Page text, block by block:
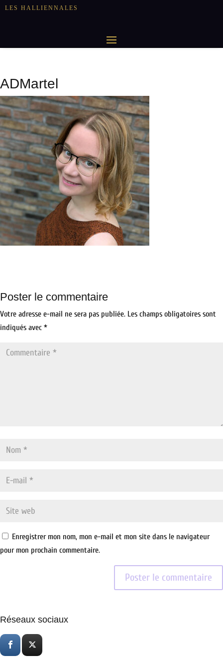
LES HALLIENNALES
ADMartel
Poster le commentaire
Votre adresse e-mail ne sera pas publiée. Les champs obligatoires sont
indiqués avec *
Enregistrer mon nom, mon e-mail et mon site dans le navigateur
pour mon prochain commentaire.
Réseaux sociaux